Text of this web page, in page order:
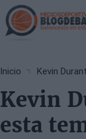
Skip
to
main
Inicio Kevin
Kevin
esta